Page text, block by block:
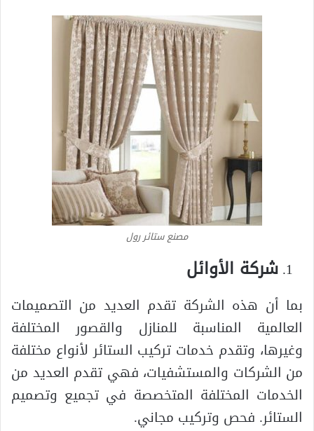
مصنع ستائر رول
شركة الأوائل
بما أن هذه الشركة تقدم العديد من التصميمات
العالمية المناسبة للمنازل والقصور المختلفة
وغيرها، وتقدم خدمات تركيب الستائر لأنواع مختلفة
من الشركات والمستشفيات، فهي تقدم العديد من
الخدمات المختلفة المتخصصة في تجميع وتصميم
الستائر. فحص وتركيب مجاني.